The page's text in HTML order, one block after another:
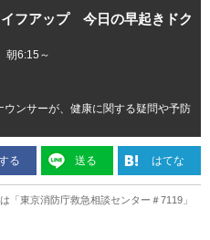
フアップ 今日の早起きドク
朝6:15～
ンサーが、健康に関する疑問や予防
る 送る はてな
「東京消防庁救急相談センター＃7119」